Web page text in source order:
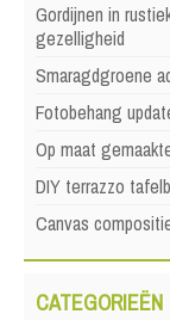
Gordijnen in
gezelligheid
Smaragdgroene
Fotobehang
Op maat
DIY terrazzo
Canvas
CATEGORIEËN